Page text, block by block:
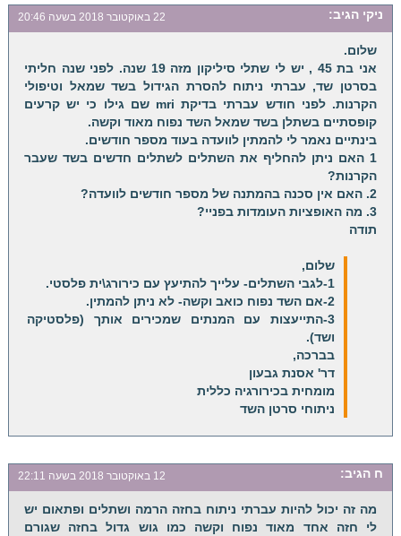
ניקי הגיב: 22 באוקטובר 2018 בשעה 20:46
שלום.
אני בת 45 , יש לי שתלי סיליקון מזה 19 שנה. לפני שנה חליתי
בסרטן שד, עברתי ניתוח להסרת הגידול בשד שמאל וטיפולי
הקרנות. לפני חודש עברתי בדיקת mri שם גילו כי יש קרעים
קופסתיים בשתלן בשד שמאל השד נפוח מאוד וקשה.
בינתיים נאמר לי להמתין לוועדה בעוד מספר חודשים.
1 האם ניתן להחליף את השתלים לשתלים חדשים בשד שעבר
הקרנות?
2. האם אין סכנה בהמתנה של מספר חודשים לוועדה?
3. מה האופציות העומדות בפניי?
תודה
שלום,
1-לגבי השתלים- עלייך להתיעץ עם כירורג\ית פלסטי.
2-אם השד נפוח כואב וקשה- לא ניתן להמתין.
3-התייעצות עם המנתים שמכירים אותך (פלסטיקה
ושד).
בברכה,
דר' אסנת גבעון
מומחית בכירורגיה כללית
ניתוחי סרטן השד
ח הגיב: 12 באוקטובר 2018 בשעה 22:11
מה זה יכול להיות עברתי ניתוח בחזה הרמה ושתלים ופתאום יש
לי חזה אחד מאוד נפוח וקשה כמו גוש גדול בחזה שגורם